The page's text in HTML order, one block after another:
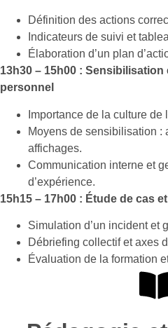
Définition des actions
Indicateurs de suivi et
Élaboration d’un plan
13h30 – 15h00 :
personnel
Importance de la culture
Moyens de sensibilisation :
affichages.
Communication interne et
d’expérience.
15h15 – 17h00 : Étude de cas
Simulation d’un incident et
Débriefing collectif et axes
Évaluation de la formation